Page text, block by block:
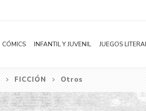
Aventura
CÓMICS INFANTIL Y JUVENIL
Literatura Infantil
Literatura Juvenil
JUEGOS
FICCIÓN Otros